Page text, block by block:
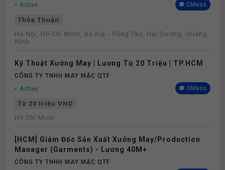
Active OMess
Thỏa Thuận
Hà Nội, Hồ Chí Minh, Bà Rịa - Vũng Tàu, Hải Dương, Quảng
Ninh
Kỹ Thuật Xưởng May | Lương Từ 20 Triệu | TP.HCM
CÔNG TY TNHH MAY MẶC QTF
Active OMess
Từ 20 triệu VND
Hồ Chí Minh
[HCM] Giám Đốc Sản Xuất Xưởng May/Production
Manager (Garments) - Lương 40M+
CÔNG TY TNHH MAY MẶC QTF